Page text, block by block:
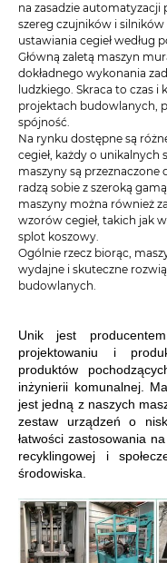
na zasadzie
szereg czujników i silników
ustawiania cegieł według
Główną zaletą maszyn
dokładnego wykonania
ludzkiego. Skraca to czas
projektach budowlanych,
spójność.
Na rynku dostępne są
cegieł, każdy o
maszyny są przeznaczone
radzą sobie z szeroką
maszyny można również
wzorów cegieł, takich jak
splot koszowy.
Ogólnie rzecz biorąc,
wydajne i skuteczne
budowlanych.
Unik jest
projektowaniu i
produktów
inżynierii komunalnej.
jest jedną z naszych
zestaw urządzeń o
łatwości zastosowania
recyklingowej i
środowiska.